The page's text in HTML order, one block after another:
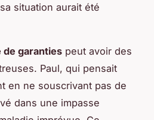
situation aurait été
de garanties peut avoir des
Paul, qui pensait
en ne souscrivant pas de
dans une impasse